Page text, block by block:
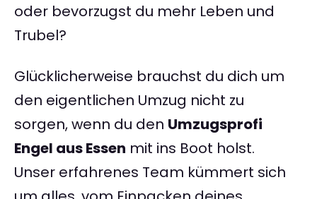
oder bevorzugst du mehr Leben und
Trubel?
Glücklicherweise brauchst du dich um
den eigentlichen Umzug nicht zu
sorgen, wenn du den Umzugsprofi
Engel aus Essen mit ins Boot holst.
Unser erfahrenes Team kümmert sich